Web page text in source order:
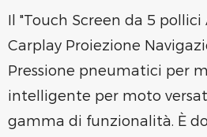
Il "Touch Screen da 5
Carplay Proiezione
Pressione pneumatici per
intelligente per moto
gamma di funzionalità. È